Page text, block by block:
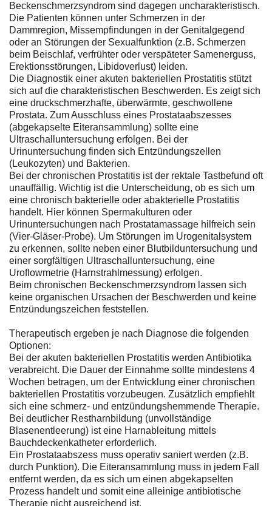
Beckenschmerzsyndrom sind dagegen uncharakteristisch.
Die Patienten können unter Schmerzen in der
Dammregion, Missempfindungen in der Genitalgegend
oder an Störungen der Sexualfunktion (z.B. Schmerzen
beim Beischlaf, verfrühter oder verspäteter Samenerguss,
Erektionsstörungen, Libidoverlust) leiden.
Die Diagnostik einer akuten bakteriellen Prostatitis stützt
sich auf die charakteristischen Beschwerden. Es zeigt sich
eine druckschmerzhafte, überwärmte, geschwollene
Prostata. Zum Ausschluss eines Prostataabszesses
(abgekapselte Eiteransammlung) sollte eine
Ultraschalluntersuchung erfolgen. Bei der
Urinuntersuchung finden sich Entzündungszellen
(Leukozyten) und Bakterien.
Bei der chronischen Prostatitis ist der rektale Tastbefund oft
unauffällig. Wichtig ist die Unterscheidung, ob es sich um
eine chronisch bakterielle oder abakterielle Prostatitis
handelt. Hier können Spermakulturen oder
Urinuntersuchungen nach Prostatamassage hilfreich sein
(Vier-Gläser-Probe). Um Störungen im Urogenitalsystem
zu erkennen, sollte neben einer Blutbilduntersuchung und
einer sorgfältigen Ultraschalluntersuchung, eine
Uroflowmetrie (Harnstrahlmessung) erfolgen.
Beim chronischen Beckenschmerzsyndrom lassen sich
keine organischen Ursachen der Beschwerden und keine
Entzündungszeichen feststellen.
Therapeutisch ergeben je nach Diagnose die folgenden
Optionen:
Bei der akuten bakteriellen Prostatitis werden Antibiotika
verabreicht. Die Dauer der Einnahme sollte mindestens 4
Wochen betragen, um der Entwicklung einer chronischen
bakteriellen Prostatitis vorzubeugen. Zusätzlich empfiehlt
sich eine schmerz- und entzündungshemmende Therapie.
Bei deutlicher Restharnbildung (unvollständige
Blasenentleerung) ist eine Harnableitung mittels
Bauchdeckenkatheter erforderlich.
Ein Prostataabszess muss operativ saniert werden (z.B.
durch Punktion). Die Eiteransammlung muss in jedem Fall
entfernt werden, da es sich um einen abgekapselten
Prozess handelt und somit eine alleinige antibiotische
Therapie nicht ausreichend ist.